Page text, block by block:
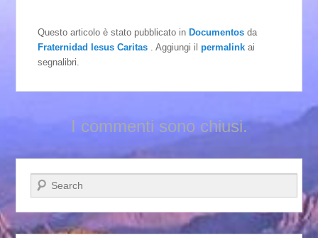
Questo articolo è stato pubblicato inDocumentos da
Fraternidad Iesus Caritas
. Aggiungi ilpermalink ai
segnalibri.
I commenti sono chiusi.
Cerca